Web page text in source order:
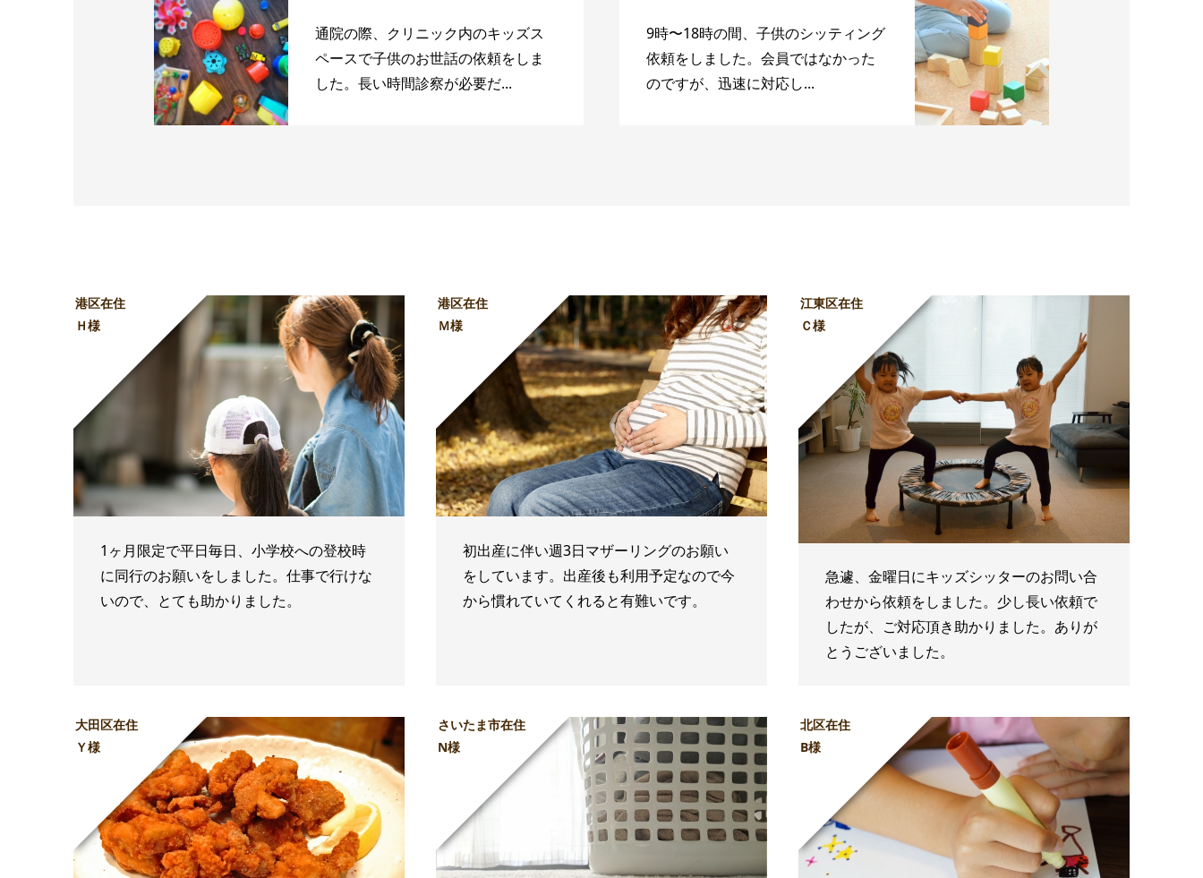
通院の際、クリニック内のキッズス
ペースで子供のお世話の依頼をしま
した。長い時間診察が必要だ...
9時〜18時の間、子供のシッティング
依頼をしました。会員ではなかった
のですが、迅速に対応し...
港区在住
Ｈ様
1ヶ月限定で平日毎日、小学校への登校時
に同行のお願いをしました。仕事で行けな
いので、とても助かりました。
港区在住
Ｍ様
初出産に伴い週3日マザーリングのお願い
をしています。出産後も利用予定なので今
から慣れていてくれると有難いです。
江東区在住
Ｃ様
急遽、金曜日にキッズシッターのお問い合
わせから依頼をしました。少し長い依頼で
したが、ご対応頂き助かりました。ありが
とうございました。
大田区在住
Ｙ様
さいたま市在住
N様
北区在住
B様